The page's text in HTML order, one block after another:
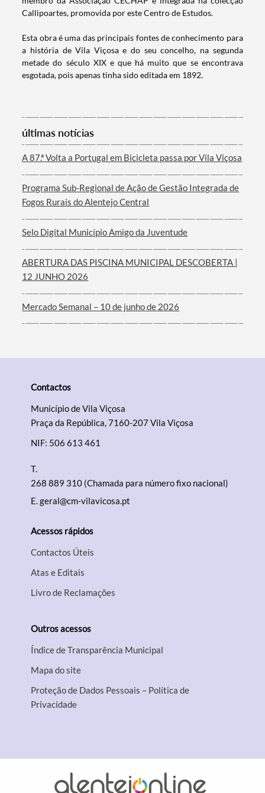
Categorias gerais
Filtros
Callipoartes, promovida por este Centro de Estudos.
Esta obra é uma das principais fontes de conhecimento para
a história de Vila Viçosa e do seu concelho, na segunda
metade do século XIX e que há muito que se encontrava
esgotada, pois apenas tinha sido editada em 1892.
últimas notícias
A 87.ª Volta a Portugal em Bicicleta passa por Vila Viçosa
Programa Sub-Regional de Ação de Gestão Integrada de
Fogos Rurais do Alentejo Central
Selo Digital Município Amigo da Juventude
ABERTURA DAS PISCINA MUNICIPAL DESCOBERTA |
12 JUNHO 2026
Mercado Semanal – 10 de junho de 2026
Contactos
Município de Vila Viçosa
Praça da República, 7160-207 Vila Viçosa
NIF: 506 613 461
T.
268 889 310 (Chamada para número fixo nacional)
E.geral@cm-vilavicosa.pt
Acessos rápidos
Contactos Úteis
Atas e Editais
Livro de Reclamações
Outros acessos
Índice de Transparência Municipal
Mapa do site
Proteção de Dados Pessoais – Política de
Privacidade